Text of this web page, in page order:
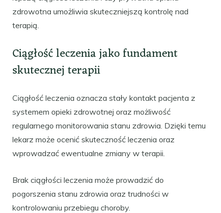
zdrowotna umożliwia skuteczniejszą kontrolę nad
terapią.
Ciągłość leczenia jako fundament
skutecznej terapii
Ciągłość leczenia oznacza stały kontakt pacjenta z
systemem opieki zdrowotnej oraz możliwość
regularnego monitorowania stanu zdrowia. Dzięki temu
lekarz może ocenić skuteczność leczenia oraz
wprowadzać ewentualne zmiany w terapii.
Brak ciągłości leczenia może prowadzić do
pogorszenia stanu zdrowia oraz trudności w
kontrolowaniu przebiegu choroby.